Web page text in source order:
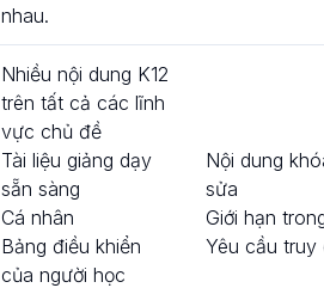
nhau.
Nhiều nội dung K12
trên tất cả các lĩnh
vực chủ đề
Tài liệu giảng dạy
sẵn sàng
Cá nhân
Bảng điều khiển
của người học
Nội dung
sửa
Giới hạn
Yêu cầu truy